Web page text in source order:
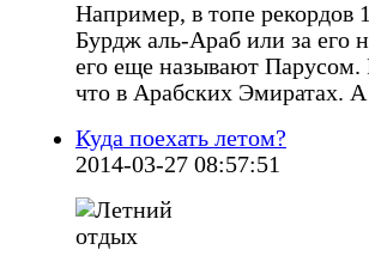
Например, в топе рекордов
Бурдж аль-Араб или за его
его еще называют
что в Арабских Эмиратах.
Куда поехать летом?
2014-03-27 08:57:51